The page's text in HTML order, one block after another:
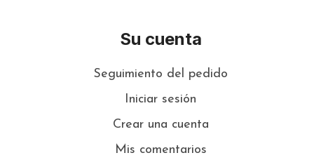
Su cuenta
Seguimiento del pedido
Iniciar sesión
Crear una cuenta
Mis comentarios